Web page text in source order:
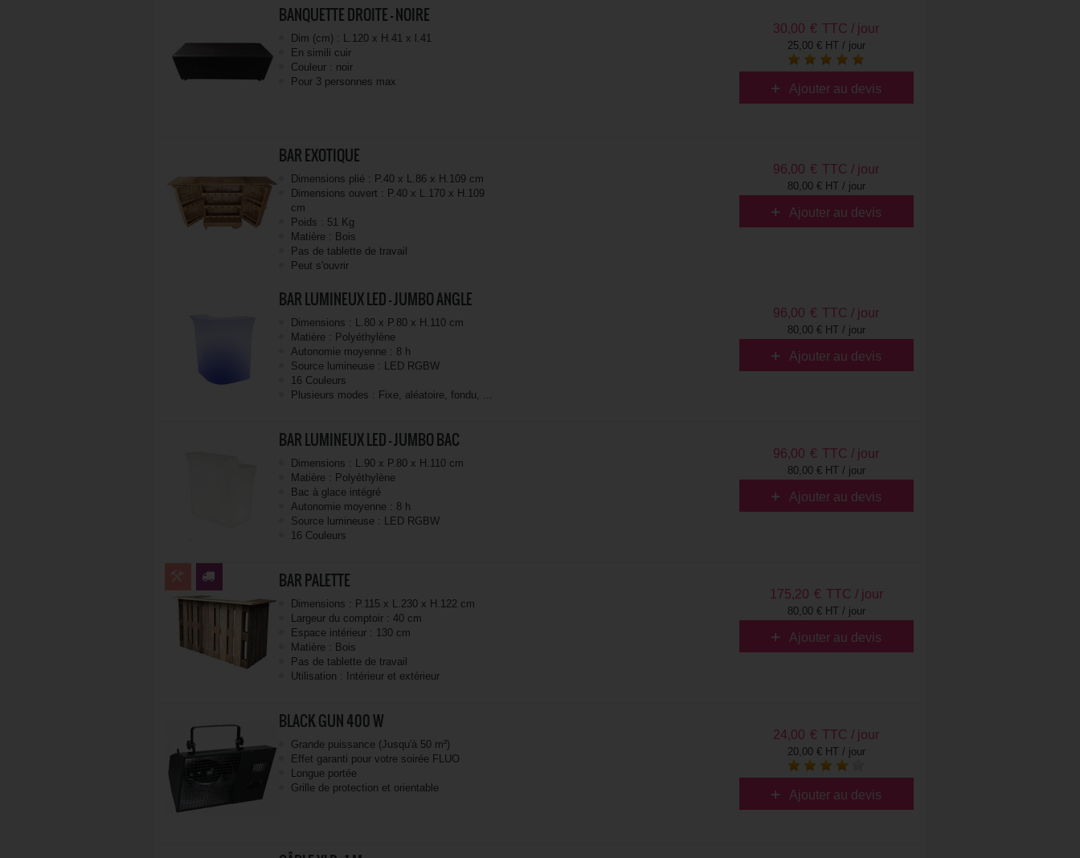
BANQUETTE DROITE - NOIRE
Dim (cm) : L.120 x H.41 x l.41
En simili cuir
Couleur : noir
Pour 3 personnes max
30,00 € TTC / jour
25,00 € HT / jour
Ajouter au devis
BAR EXOTIQUE
Dimensions plié : P.40 x L.86 x H.109 cm
Dimensions ouvert : P.40 x L.170 x H.109
cm
Poids : 51 Kg
Matière : Bois
Pas de tablette de travail
Peut s'ouvrir
96,00 € TTC / jour
80,00 € HT / jour
Ajouter au devis
BAR LUMINEUX LED - JUMBO ANGLE
Dimensions : L.80 x P.80 x H.110 cm
Matière : Polyéthylène
Autonomie moyenne : 8 h
Source lumineuse : LED RGBW
16 Couleurs
Plusieurs modes : Fixe, aléatoire, fondu, ...
96,00 € TTC / jour
80,00 € HT / jour
Ajouter au devis
BAR LUMINEUX LED - JUMBO BAC
Dimensions : L.90 x P.80 x H.110 cm
Matière : Polyéthylène
Bac à glace intégré
Autonomie moyenne : 8 h
Source lumineuse : LED RGBW
16 Couleurs
96,00 € TTC / jour
80,00 € HT / jour
Ajouter au devis
BAR PALETTE
Dimensions : P.115 x L.230 x H.122 cm
Largeur du comptoir : 40 cm
Espace intérieur : 130 cm
Matière : Bois
Pas de tablette de travail
Utilisation : Intérieur et extérieur
175,20 € TTC / jour
80,00 € HT / jour
Ajouter au devis
BLACK GUN 400 W
Grande puissance (Jusqu'à 50 m²)
Effet garanti pour votre soirée FLUO
Longue portée
Grille de protection et orientable
24,00 € TTC / jour
20,00 € HT / jour
Ajouter au devis